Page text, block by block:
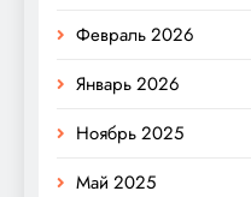
Февраль 2026
Январь 2026
Ноябрь 2025
Май 2025